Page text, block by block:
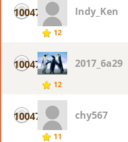
10047
12
Indy_Ken
10047
12
2017_6a29
10047
11
chy567